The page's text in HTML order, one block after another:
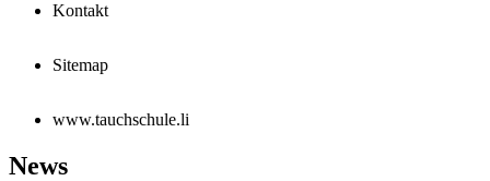
Kontakt
Sitemap
www.tauchschule.li
News